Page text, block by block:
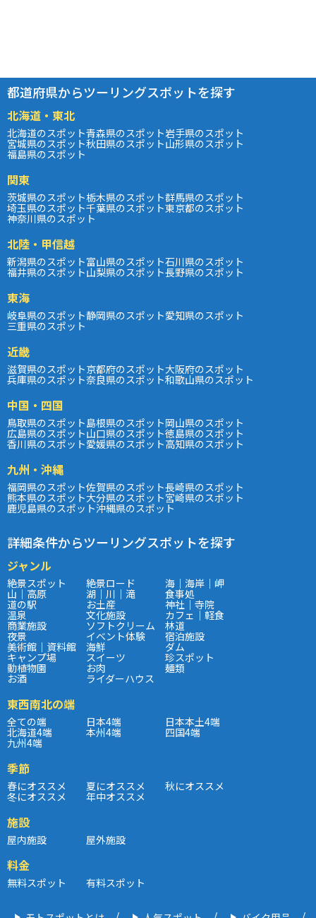
都道府県からツーリングスポットを探す
北海道・東北
北海道のスポット青森県のスポット岩手県のスポット
宮城県のスポット秋田県のスポット山形県のスポット
福島県のスポット
関東
茨城県のスポット栃木県のスポット群馬県のスポット
埼玉県のスポット千葉県のスポット東京都のスポット
神奈川県のスポット
北陸・甲信越
新潟県のスポット富山県のスポット石川県のスポット
福井県のスポット山梨県のスポット長野県のスポット
東海
岐阜県のスポット静岡県のスポット愛知県のスポット
三重県のスポット
近畿
滋賀県のスポット京都府のスポット大阪府のスポット
兵庫県のスポット奈良県のスポット和歌山県のスポット
中国・四国
鳥取県のスポット島根県のスポット岡山県のスポット
広島県のスポット山口県のスポット徳島県のスポット
香川県のスポット愛媛県のスポット高知県のスポット
九州・沖縄
福岡県のスポット佐賀県のスポット長崎県のスポット
熊本県のスポット大分県のスポット宮崎県のスポット
鹿児島県のスポット沖縄県のスポット
詳細条件からツーリングスポットを探す
ジャンル
絶景スポット 絶景ロード 海｜海岸｜岬
山｜高原 湖｜川｜滝 食事処
道の駅 お土産 神社｜寺院
温泉 文化施設 カフェ｜軽食
商業施設 ソフトクリーム 林道
夜景 イベント体験 宿泊施設
美術館｜資料館 海鮮 ダム
キャンプ場 スイーツ 珍スポット
動植物園 お肉 麺類
お酒 ライダーハウス
東西南北の端
全ての端 日本4端 日本本土4端
北海道4端 本州4端 四国4端
九州4端
季節
春にオススメ 夏にオススメ 秋にオススメ
冬にオススメ 年中オススメ
施設
屋内施設 屋外施設
料金
無料スポット 有料スポット